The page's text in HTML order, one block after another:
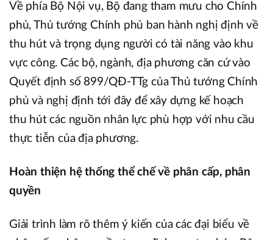
Về phía Bộ Nội vụ, Bộ đang tham mưu cho Chính
phủ, Thủ tướng Chính phủ ban hành nghị định về
thu hút và trọng dụng người có tài năng vào khu
vực công. Các bộ, ngành, địa phương căn cứ vào
Quyết định số 899/QĐ-TTg của Thủ tướng Chính
phủ và nghị định tới đây để xây dựng kế hoạch
thu hút các nguồn nhân lực phù hợp với nhu cầu
thực tiễn của địa phương.
Hoàn thiện hệ thống thể chế về phân cấp, phân
quyền
Giải trình làm rõ thêm ý kiến của các đại biểu về